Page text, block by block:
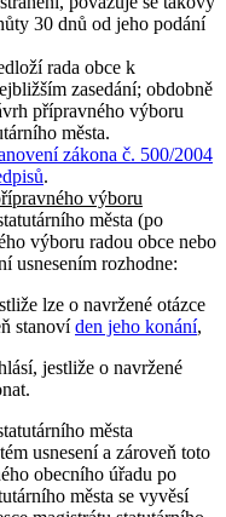
30 dnů od jeho podání
rada obce k
zasedání; obdobně
přípravného výboru
města.
zákona č. 500/2004
.
výboru
města (po
výboru radou obce nebo
usnesením rozhodne:
lze o navržené otázce
stanovíden jeho konání,
jestliže o navržené
města
usnesení a zároveň toto
obecního úřadu po
města se vyvěsí